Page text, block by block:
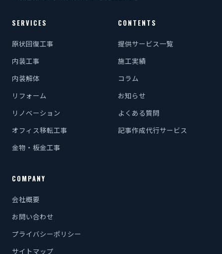
SERVICES
原状回復工事
内装工事
内装解体
リフォーム
リノベーション
オフィス移転工事
金物・板金工事
CONTENTS
提供サービス一覧
施工実績
コラム
お知らせ
よくある質問
記事作成代行サービス
COMPANY
会社概要
お問い合わせ
プライバシーポリシー
サイトマップ